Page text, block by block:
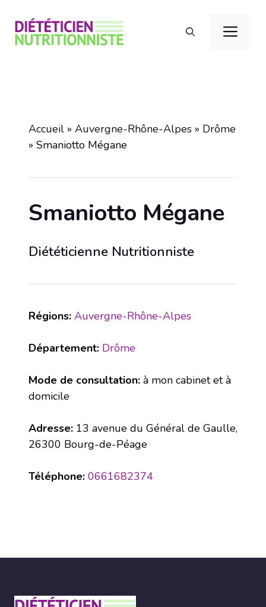
contenu
Accueil » Auvergne-Rhône-Alpes » Drôme
» Smaniotto Mégane
Smaniotto Mégane
Diététicienne Nutritionniste
Régions: Auvergne-Rhône-Alpes
Département: Drôme
Mode de consultation: à mon cabinet et à
domicile
Adresse: 13 avenue du Général de Gaulle,
26300 Bourg-de-Péage
Téléphone: 0661682374